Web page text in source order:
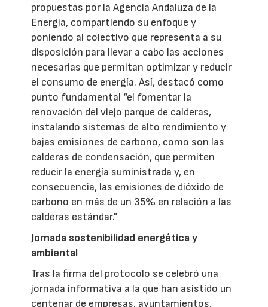
propuestas por la Agencia Andaluza de la
Energía, compartiendo su enfoque y
poniendo al colectivo que representa a su
disposición para llevar a cabo las acciones
necesarias que permitan optimizar y reducir
el consumo de energía. Así, destacó como
punto fundamental “el fomentar la
renovación del viejo parque de calderas,
instalando sistemas de alto rendimiento y
bajas emisiones de carbono, como son las
calderas de condensación, que permiten
reducir la energía suministrada y, en
consecuencia, las emisiones de dióxido de
carbono en más de un 35% en relación a las
calderas estándar."
Jornada sostenibilidad energética y
ambiental
Tras la firma del protocolo se celebró una
jornada informativa a la que han asistido un
centenar de empresas, ayuntamientos,